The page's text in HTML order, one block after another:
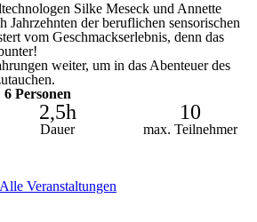
Silke Meseck und Annette
Jahrzehnten der beruflichen sensorischen
vom Geschmackserlebnis, denn das
weiter, um in das Abenteuer des
Personen
2,5h
Dauer
10
max. Teilnehmer
Alle Veranstaltungen